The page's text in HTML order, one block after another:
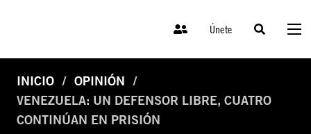
Únete
INICIO
OPINIÓN
VENEZUELA: UN DEFENSOR LIBRE, CUATRO
CONTINÚAN EN PRISIÓN